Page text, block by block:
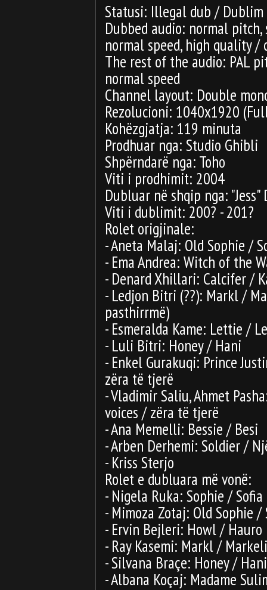
Statusi: Illegal dub /
Dubbed audio: normal
normal speed, high quality
The rest of the audio: PAL
normal speed
Channel layout: Double
Rezolucioni: 1040x1920
Kohëzgjatja: 119 minuta
Prodhuar nga: Studio Ghibli
Shpërndarë nga: Toho
Viti i prodhimit: 2004
Dubluar në shqip nga: "Jess"
Viti i dublimit: 200? - 201?
Rolet origjinale:
- Aneta Malaj: Old Sophie /
- Ema Andrea: Witch of the
- Denard Xhillari: Calcifer /
- Ledjon Bitri (??): Markl /
pasthirrmë)
- Esmeralda Kame: Lettie /
- Luli Bitri: Honey / Hani
- Enkel Gurakuqi: Prince
zëra të tjerë
- Vladimir Saliu, Ahmet
voices / zëra të tjerë
- Ana Memelli: Bessie / Besi
- Arben Derhemi: Soldier /
- Kriss Sterjo
Rolet e dubluara më vonë:
- Nigela Ruka: Sophie / Sofia
- Mimoza Zotaj: Old Sophie /
- Ervin Bejleri: Howl / Hauro
- Ray Kasemi: Markl / Markeli
- Silvana Braçe: Honey / Hani
- Albana Koçaj: Madame